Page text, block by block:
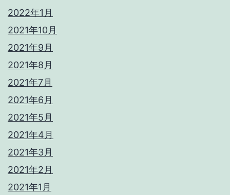
2022年1月
2021年10月
2021年9月
2021年8月
2021年7月
2021年6月
2021年5月
2021年4月
2021年3月
2021年2月
2021年1月